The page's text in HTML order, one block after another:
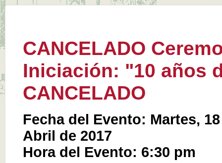
CANCELADO
Iniciación: "10 años
CANCELADO
Fecha del Evento: Martes,
Abril de 2017
Hora del Evento: 6:30 pm